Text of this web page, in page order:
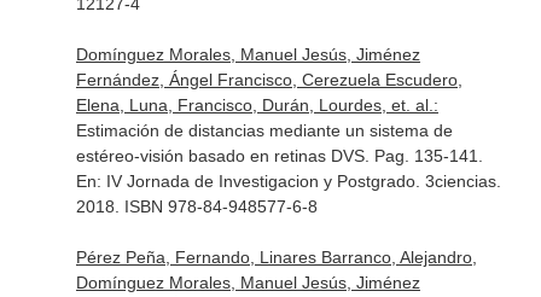
Domínguez Morales, Manuel Jesús, Jiménez
Fernández, Ángel Francisco, Cerezuela Escudero,
Elena, Luna, Francisco, Durán, Lourdes, et. al.:
Estimación de distancias mediante un sistema de
estéreo-visión basado en retinas DVS. Pag. 135-141.
En: IV Jornada de Investigacion y Postgrado. 3ciencias.
2018. ISBN 978-84-948577-6-8
Pérez Peña, Fernando, Linares Barranco, Alejandro,
Domínguez Morales, Manuel Jesús, Jiménez